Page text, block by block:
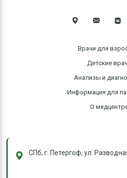
Врачи для
Детские
Анализы и
Информация для
О
СПб, г. Петергоф, ул.